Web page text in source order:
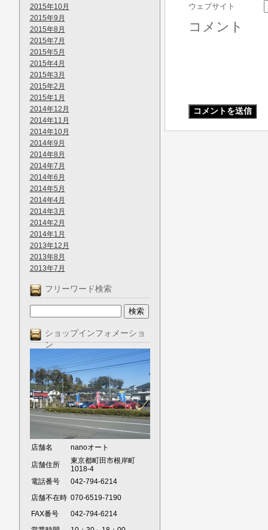
2015年10月
2015年9月
2015年8月
2015年7月
2015年5月
2015年4月
2015年3月
2015年2月
2015年1月
2014年12月
2014年11月
2014年10月
2014年9月
2014年8月
2014年7月
2014年6月
2014年5月
2014年4月
2014年3月
2014年2月
2014年1月
2013年12月
2013年8月
2013年7月
フリーワード検索
ショップインフォメーショ
ン
店舗名 nanoオート
店舗住所
東京都町田市根岸町
1018-4
電話番号
042-794-6214
店舗不在時 070-6519-7190
FAX番号
042-794-6214
ウェブサイト
コメント